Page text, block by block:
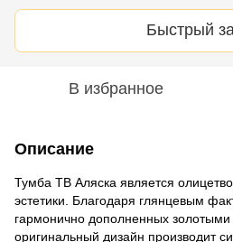
Быстрый
В избранное
Описание
Тумба ТВ Аляска является
эстетики. Благодаря глянцевым
гармонично дополненных
оригинальный дизайн производит